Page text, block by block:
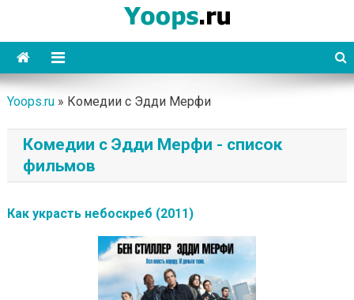
content
Yoops
Yoops.ru» Комедии с Эдди Мерфи
Комедии с Эдди Мерфи - список
фильмов
Как украсть небоскреб (2011)